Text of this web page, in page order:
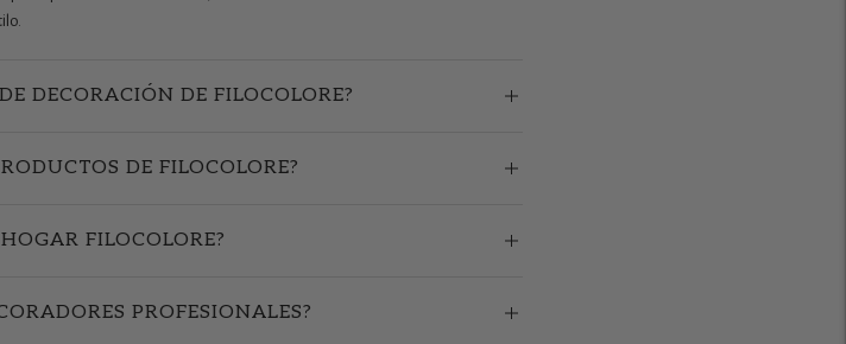
DECORACIÓN DE FILOCOLORE?
DE FILOCOLORE?
FILOCOLORE?
PROFESIONALES?